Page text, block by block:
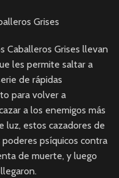
Grises
Caballeros Grises llevan
les permite saltar a
de rápidas
para volver a
a los enemigos más
luz, estos cazadores de
poderes psíquicos contra
de muerte, y luego